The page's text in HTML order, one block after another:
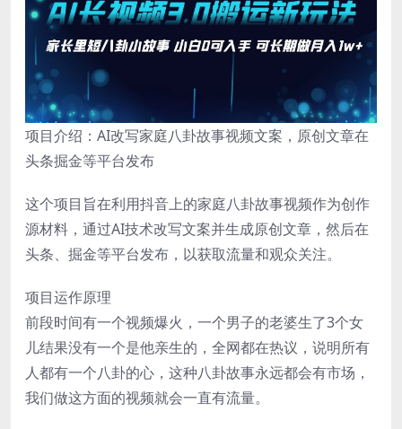
项目介绍：AI改写家庭八卦故事视频文案，原创文章在
头条掘金等平台发布
这个项目旨在利用抖音上的家庭八卦故事视频作为创作
源材料，通过AI技术改写文案并生成原创文章，然后在
头条、掘金等平台发布，以获取流量和观众关注。
项目运作原理
前段时间有一个视频爆火，一个男子的老婆生了3个女
儿结果没有一个是他亲生的，全网都在热议，说明所有
人都有一个八卦的心，这种八卦故事永远都会有市场，
我们做这方面的视频就会一直有流量。